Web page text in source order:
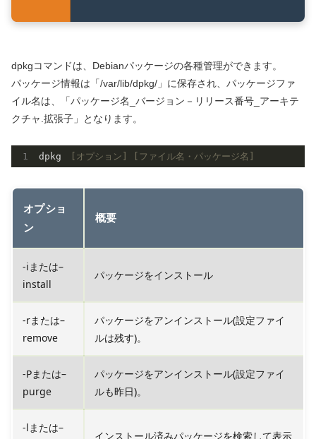
dpkgコマンドは、Debianパッケージの各種管理ができます。
パッケージ情報は「/var/lib/dpkg/」に保存され、パッケージファ
イル名は、「パッケージ名_バージョン－リリース番号_アーキテ
クチャ.拡張子」となります。
dpkg [オプション] [ファイル名・パッケージ名]
オプショ
ン
概要
-iまたは–
install
パッケージをインストール
-rまたは–
remove
パッケージをアンインストール(設定ファイ
ルは残す)。
-Pまたは–
purge
パッケージをアンインストール(設定ファイ
ルも昨日)。
-lまたは–
インストール済みパッケージを検索して表示